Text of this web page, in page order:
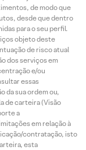
de modo que
desde que dentro
para o seu perfil.
objeto deste
de risco atual
dos serviços em
e/ou
essas
da sua ordem ou,
de carteira (Visão
a
em relação à
contratação, isto
esta